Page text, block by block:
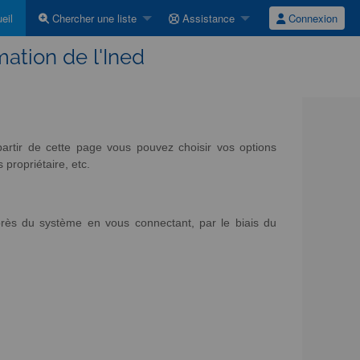
Chercher une liste Assistance Connexion
de l'Ined
de cette page vous pouvez choisir vos options
propriétaire, etc.
du système en vous connectant, par le biais du